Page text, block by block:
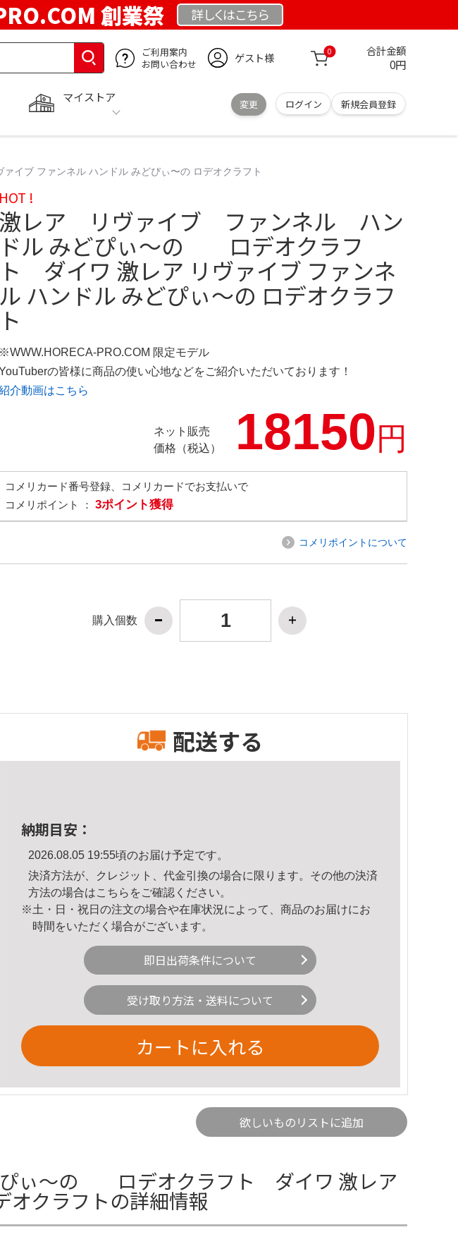
創業祭 詳しくはこちら
ご利用案内
お問い合わせ
ゲスト様 0 合計金額
0円
マイストア
変更 ログイン 新規会員登録
ファンネル ハンドル みどぴぃ〜の ロデオクラフト
HOT !
激レア リヴァイブ ファンネル ハン
ドル みどぴぃ〜の ロデオクラフ
ト ダイワ 激レア リヴァイブ ファンネ
ル ハンドル みどぴぃ〜の ロデオクラフ
ト
※WWW.HORECA-PRO.COM 限定モデル
の皆様に商品の使い心地などをご紹介いただいております！
介動画はこちら
ネット販売
価格（税込）
18150円
コメリカード番号登録、コメリカードでお支払いで
コメリポイント ： 3ポイント獲得
コメリポイントについて
購入個数
配送する
納期目安：
2026.08.05 19:55頃のお届け予定です。
決済方法が、クレジット、代金引換の場合に限ります。その他の決済
方法の場合はこちら をご確認ください。
※土・日・祝日の注文の場合や在庫状況によって、商品のお届けにお
時間をいただく場合がございます。
即日出荷条件について
受け取り方法・送料について
カートに入れる
欲しいものリストに追加
ぃ〜の ロデオクラフト ダイワ 激レア
オクラフトの詳細情報